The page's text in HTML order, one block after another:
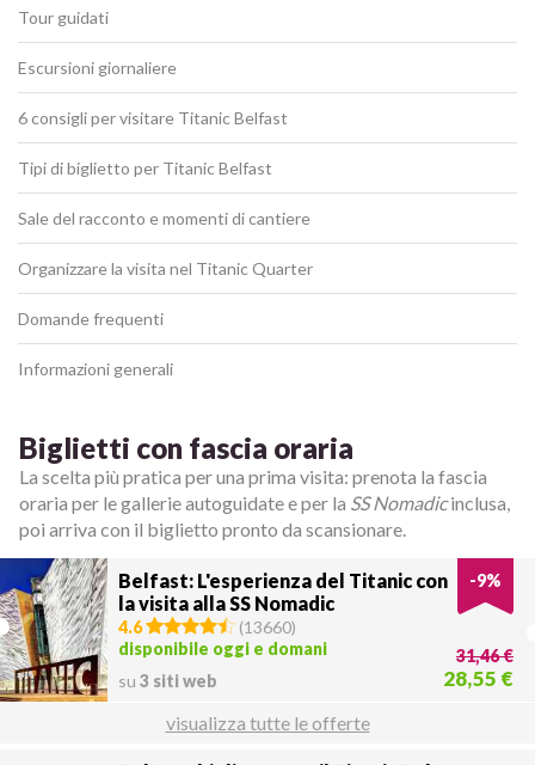
Tour guidati
Escursioni giornaliere
6 consigli per visitare Titanic Belfast
Tipi di biglietto per Titanic Belfast
Sale del racconto e momenti di cantiere
Organizzare la visita nel Titanic Quarter
Domande frequenti
Informazioni generali
Biglietti con fascia oraria
La scelta più pratica per una prima visita: prenota la fascia
oraria per le gallerie autoguidate e per la SS Nomadicinclusa,
poi arriva con il biglietto pronto da scansionare.
Belfast: L'esperienza del Titanic con
la visita alla SS Nomadic
-9%
4.6 (13660)
disponibile oggi e domani
su 3 siti web
31,46 €
28,55 €
visualizza tutte le offerte